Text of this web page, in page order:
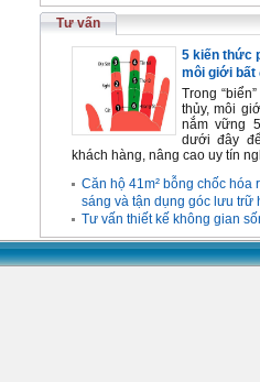
Tư vấn
5 kiến thức
môi giới bất
Trong
thủy, môi
nắm vững
dưới đây
khách hàng, nâng cao uy tín
Căn hộ 41m² bỗng chốc hóa
sáng và tận dụng góc lưu trữ
Tư vấn thiết kế không gian